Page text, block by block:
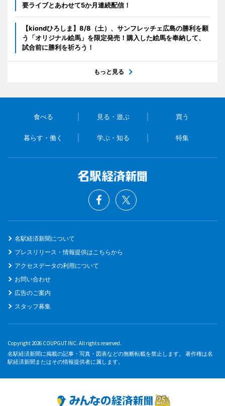
要ライブとあわせて5か月連続配信！
【kiondひろしま】8/8（土）、サンフレッチェ広島の勝利を願
う「オリジナル絵馬」を限定発売！購入した絵馬を奉納して、
試合前に勝利を祈ろう！
もっと見る
食べる 見る・遊ぶ 買う
暮らす・働く 学ぶ・知る 特集
名駅経済新聞について
プレスリリース・情報提供はこちらから
アクセスデータの利用について
お問い合わせ
広告のご案内
スタッフ募集
Copyright 2026 COUPGUT INC. All rights reserved.
名駅経済新聞に掲載の記事・写真・図表などの無断転載を禁止します。 著作権は名
駅経済新聞またはその情報提供者に属します。